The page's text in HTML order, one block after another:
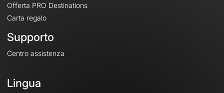
Offerta PRO Destinations
Carta regalo
Supporto
Centro assistenza
Lingua